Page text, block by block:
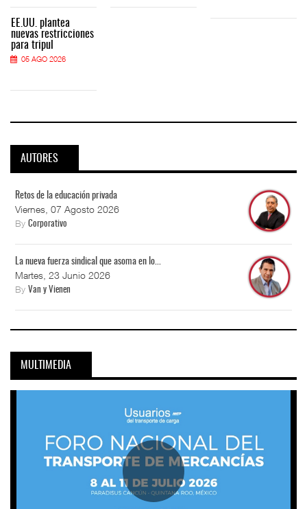
EE.UU. plantea
nuevas restricciones
para tripul
05 AGO 2026
AUTORES
Retos de la educación privada
Viernes, 07 Agosto 2026
By Corporativo
La nueva fuerza sindical que asoma en lo...
Martes, 23 Junio 2026
By Van y Vienen
MULTIMEDIA